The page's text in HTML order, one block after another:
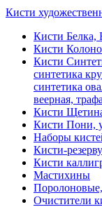
Кисти
Кисти Белка,
Кисти
Кисти
синтетика
синтетика
веерная,
Кисти
Кисти Пони,
Наборы
Кисти-
Кисти
Мастихины
Очистители